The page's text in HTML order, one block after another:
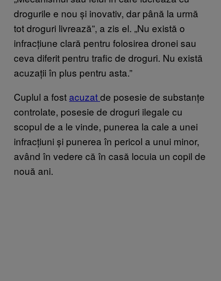
drogurile e nou și inovativ, dar până la urmă
tot droguri livrează”, a zis el. „Nu există o
infracțiune clară pentru folosirea dronei sau
ceva diferit pentru trafic de droguri. Nu există
acuzații în plus pentru asta.”
Cuplul a fost acuzatde posesie de substanțe
controlate, posesie de droguri ilegale cu
scopul de a le vinde, punerea la cale a unei
infracțiuni și punerea în pericol a unui minor,
având în vedere că în casă locuia un copil de
nouă ani.